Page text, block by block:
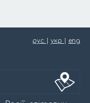
рус укр eng